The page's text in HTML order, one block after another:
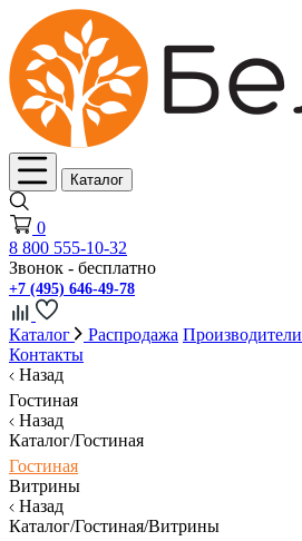
Каталог
0
8 800 555-10-32
Звонок - бесплатно
+7 (495) 646-49-78
Каталог Распродажа Производители
Контакты
Назад
Гостиная
Назад
Каталог/Гостиная
Гостиная
Витрины
Назад
Каталог/Гостиная/Витрины